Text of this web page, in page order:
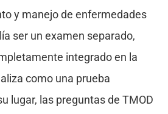
y manejo de enfermedades
ser un examen separado,
integrado en la
como una prueba
lugar, las preguntas de TMOD